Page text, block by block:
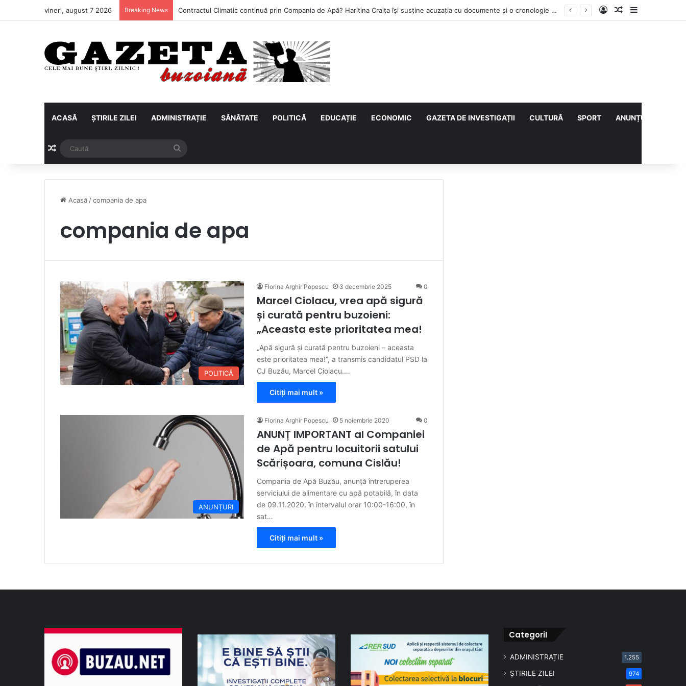
vineri, august 7 2026 Breaking News Contractul Climatic continuă prin Compania de Apă? Haritina Craița își susține acuzația cu documente și o cronologie a deciziilor Log InArticol aleatoriu
Sidebar
ACASĂ ȘTIRILE ZILEI ADMINISTRAȚIE SĂNĂTATE POLITICĂ EDUCAȚIE ECONOMIC GAZETA DE INVESTIGAȚII CULTURĂ SPORT ANUNȚURI
Articol aleatoriu
Acasă /compania de apa
compania de apa
POLITICĂ
Florina Arghir Popescu 3 decembrie 2025 0
Marcel Ciolacu, vrea apă sigură
și curată pentru buzoieni:
„Aceasta este prioritatea mea!
„Apă sigură și curată pentru buzoieni – aceasta
este prioritatea mea!”, a transmis candidatul PSD la
CJ Buzău, Marcel Ciolacu.…
Citiți mai mult »
ANUNȚURI
Florina Arghir Popescu 5 noiembrie 2020 0
ANUNȚ IMPORTANT al Companiei
de Apă pentru locuitorii satului
Scărișoara, comuna Cislău!
Compania de Apă Buzău, anunță întreruperea
serviciului de alimentare cu apă potabilă, în data
de 09.11.2020, în intervalul orar 10:00-16:00, în
sat…
Citiți mai mult »
CategoriI
ADMINISTRAȚIE 1.255
ȘTIRILE ZILEI 974